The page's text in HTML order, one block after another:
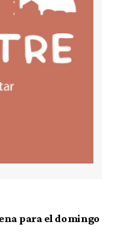
para el domingo